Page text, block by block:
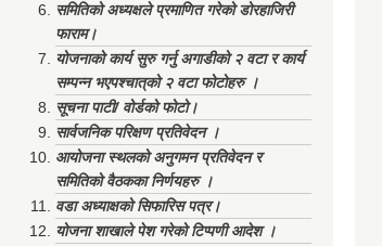
समितिको अध्यक्षले प्रमाणित गरेको डोरहाजिरी
फाराम।
योजनाको कार्य सुरु गर्नु अगाडीको २ वटा र कार्य
सम्पन्न भएपश्चात्‌को २ वटा फोटोहरु ।
सूचना पाटी/ वोर्डको फोटो।
सार्वजनिक परिक्षण प्रतिवेदन ।
आयोजना स्थलको अनुगमन प्रतिवेदन र
समितिको वैठकका निर्णयहरु ।
वडा अध्याक्षको सिफारिस पत्र।
योजना शाखाले पेश गरेको टिप्पणी आदेश ।